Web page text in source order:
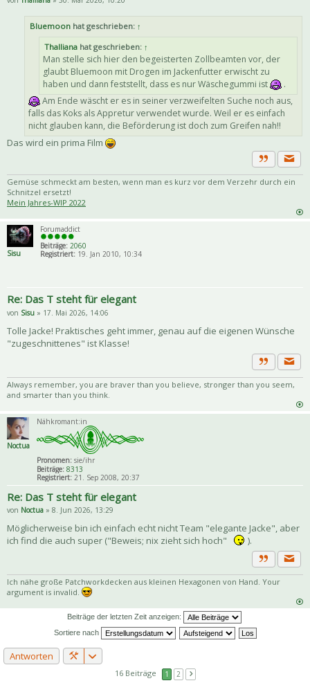
Bluemoon hat geschrieben: ↑
Thalliana hat geschrieben: ↑
Man stelle sich hier den begeisterten Zollbeamten vor, der
glaubt Bluemoon mit Drogen im Jackenfutter erwischt zu
haben und dann feststellt, dass es nur Wäschegummi ist
.
Am Ende wäscht er es in seiner verzweifelten Suche noch aus,
falls das Koks als Appretur verwendet wurde. Weil er es einfach
nicht glauben kann, die Beförderung ist doch zum Greifen nah!!
Das wird ein prima Film
Zitat
Gemüse schmeckt am besten, wenn man es kurz vor dem Verzehr durch ein
Schnitzel ersetzt!
Mein Jahres-WIP 2022
Sisu
Forumaddict
Beiträge: 2060
Registriert:19. Jan 2010, 10:34
Re: Das T steht für elegant
von Sisu » 17. Mai 2026, 14:06
Tolle Jacke! Praktisches geht immer, genau auf die eigenen Wünsche
"zugeschnittenes" ist Klasse!
Zitat
Always remember, you are braver than you believe, stronger than you seem,
and smarter than you think.
Noctua
Nähkromant:in
Pronomen: sie/ihr
Beiträge: 8313
Registriert: 21. Sep 2008, 20:37
Re: Das T steht für elegant
von Noctua » 8. Jun 2026, 13:29
Möglicherweise bin ich einfach echt nicht Team "elegante Jacke", aber
ich find die auch super ("Beweis; nix zieht sich hoch"
).
Zitat
Ich nähe große Patchworkdecken aus kleinen Hexagonen von Hand. Your
argument is invalid.
Beiträge der letzten Zeit anzeigen:
Sortiere nach
Antworten
16 Beiträge 1 2